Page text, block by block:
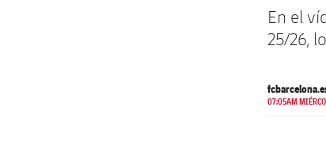
En el
25/26,
07:05AM